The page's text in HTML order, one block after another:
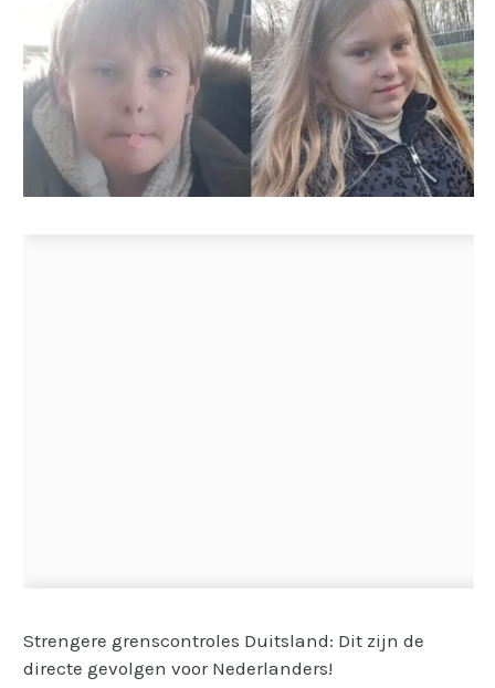
Strengere grenscontroles Duitsland: Dit zijn de
directe gevolgen voor Nederlanders!